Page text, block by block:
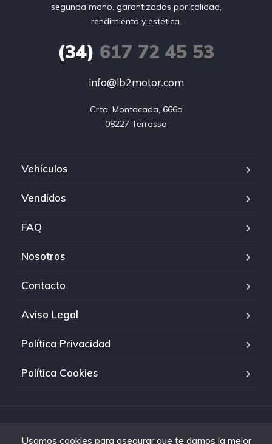
segunda mano, garantizados por calidad,
rendimiento y estética.
(34) 617 72 45 53
info@lb2motor.com
Crta. Montacada, 666a
08227 Terrassa
Vehículos
Vendidos
FAQ
Nosotros
Contacto
Aviso Legal
Política Privacidad
Política Cookies
Usamos cookies para asegurar que te damos la mejor